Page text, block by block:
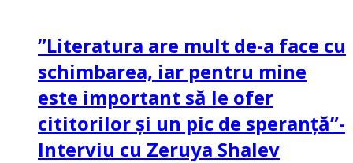
”Literatura are mult de-a face cu
schimbarea, iar pentru mine
este important să le ofer
cititorilor și un pic de speranță”-
Interviu cu Zeruya Shalev